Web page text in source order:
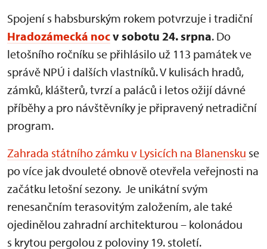
Spojení s habsburským rokem potvrzuje i tradiční
Hradozámecká nocv sobotu 24. srpna. Do
letošního ročníku se přihlásilo už 113 památek ve
správě NPÚ i dalších vlastníků. V kulisách hradů,
zámků, klášterů, tvrzí a paláců i letos ožijí dávné
příběhy a pro návštěvníky je připravený netradiční
program.
Zahrada státního zámku v Lysicích na Blanensku se
po více jak dvouleté obnově otevřela veřejnosti na
začátku letošní sezony. Je unikátní svým
renesančním terasovitým založením, ale také
ojedinělou zahradní architekturou – kolonádou
s krytou pergolou z poloviny 19. století.